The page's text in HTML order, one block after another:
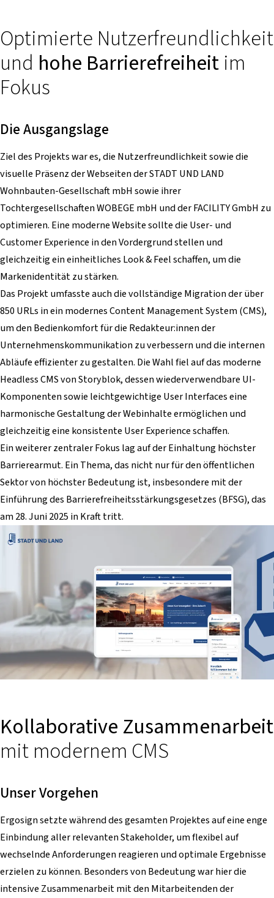
Optimierte Nutzerfreundlichkeit
und hohe Barrierefreiheit im
Fokus
Die Ausgangslage
Ziel des Projekts war es, die Nutzerfreundlichkeit sowie die
visuelle Präsenz der Webseiten der STADT UND LAND
Wohnbauten-Gesellschaft mbH sowie ihrer
Tochtergesellschaften WOBEGE mbH und der FACILITY GmbH zu
optimieren. Eine moderne Website sollte die User- und
Customer Experience in den Vordergrund stellen und
gleichzeitig ein einheitliches Look & Feel schaffen, um die
Markenidentität zu stärken.
Das Projekt umfasste auch die vollständige Migration der über
850 URLs in ein modernes Content Management System (CMS),
um den Bedienkomfort für die Redakteur:innen der
Unternehmenskommunikation zu verbessern und die internen
Abläufe effizienter zu gestalten. Die Wahl fiel auf das moderne
Headless CMS von Storyblok, dessen wiederverwendbare UI-
Komponenten sowie leichtgewichtige User Interfaces eine
harmonische Gestaltung der Webinhalte ermöglichen und
gleichzeitig eine konsistente User Experience schaffen.
Ein weiterer zentraler Fokus lag auf der Einhaltung höchster
Barrierearmut. Ein Thema, das nicht nur für den öffentlichen
Sektor von höchster Bedeutung ist, insbesondere mit der
Einführung des Barrierefreiheitsstärkungsgesetzes (BFSG), das
am 28. Juni 2025 in Kraft tritt.
Kollaborative Zusammenarbeit
mit modernem CMS
Unser Vorgehen
Ergosign setzte während des gesamten Projektes auf eine enge
Einbindung aller relevanten Stakeholder, um flexibel auf
wechselnde Anforderungen reagieren und optimale Ergebnisse
erzielen zu können. Besonders von Bedeutung war hier die
intensive Zusammenarbeit mit den Mitarbeitenden der